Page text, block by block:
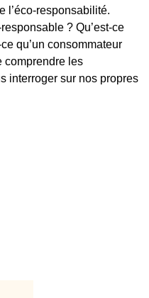
l’éco-responsabilité.
? Qu’est-ce
qu’un consommateur
comprendre les
interroger sur nos propres